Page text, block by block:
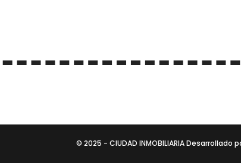
© 2025 - CIUDAD INMOBILIARIA Desarrollado